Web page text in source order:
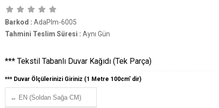
Barkod : AdaPlm-6005
Tahmini Teslim Süresi : Aynı Gün
*** Tekstil Tabanlı Duvar Kağıdı (Tek Parça)
*** Duvar Ölçülerinizi Giriniz (1 Metre 100cm' dir)